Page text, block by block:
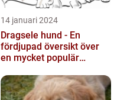
14 januari 2024
Dragsele hund - En
fördjupad översikt över
en mycket populär